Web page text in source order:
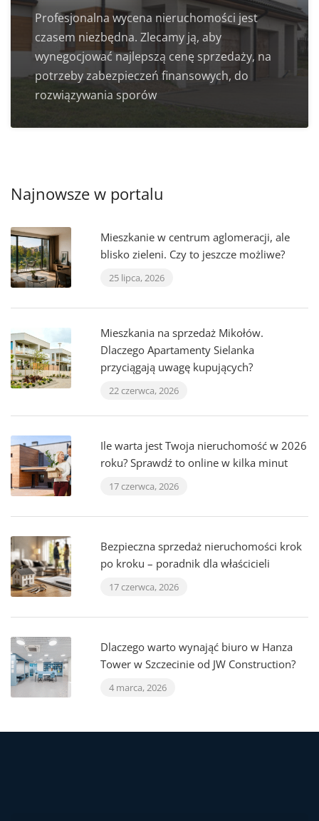
Profesjonalna wycena nieruchomości jest
czasem niezbędna. Zlecamy ją, aby
wynegocjować najlepszą cenę sprzedaży, na
potrzeby zabezpieczeń finansowych, do
rozwiązywania sporów
Najnowsze w portalu
Mieszkanie w centrum aglomeracji, ale
blisko zieleni. Czy to jeszcze możliwe?
25 lipca, 2026
Mieszkania na sprzedaż Mikołów.
Dlaczego Apartamenty Sielanka
przyciągają uwagę kupujących?
22 czerwca, 2026
Ile warta jest Twoja nieruchomość w 2026
roku? Sprawdź to online w kilka minut
17 czerwca, 2026
Bezpieczna sprzedaż nieruchomości krok
po kroku – poradnik dla właścicieli
17 czerwca, 2026
Dlaczego warto wynająć biuro w Hanza
Tower w Szczecinie od JW Construction?
4 marca, 2026